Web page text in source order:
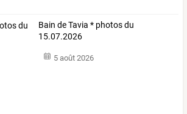
Bain de Tavia * photos du
15.07.2026
5 août 2026